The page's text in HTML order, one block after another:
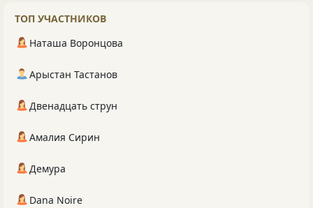
ТОП УЧАСТНИКОВ
Наташа Воронцова
Арыстан Тастанов
Двенадцать струн
Амалия Сирин
Демура
Dana Noire